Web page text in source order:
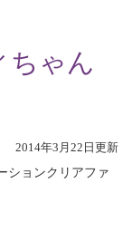
ちゃん
2014年3月22日更新
ションクリアファ